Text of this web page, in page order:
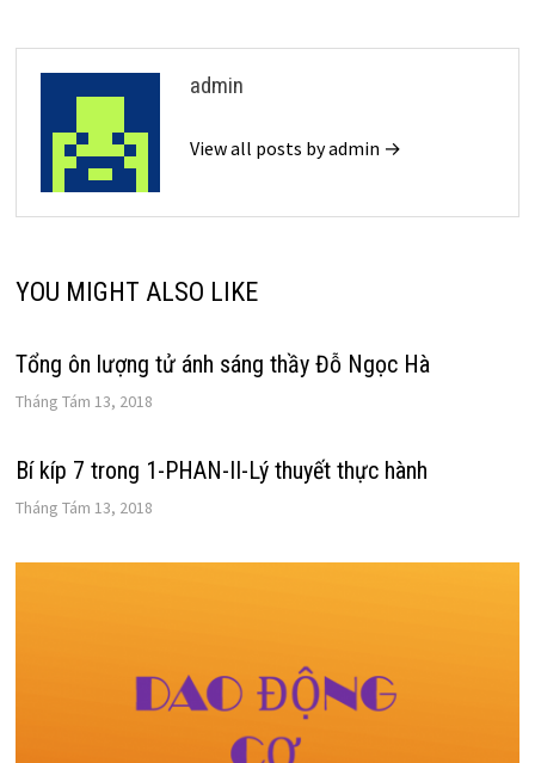
admin
View all posts by admin →
YOU MIGHT ALSO LIKE
Tổng ôn lượng tử ánh sáng thầy Đỗ Ngọc Hà
Tháng Tám 13, 2018
Bí kíp 7 trong 1-PHAN-II-Lý thuyết thực hành
Tháng Tám 13, 2018